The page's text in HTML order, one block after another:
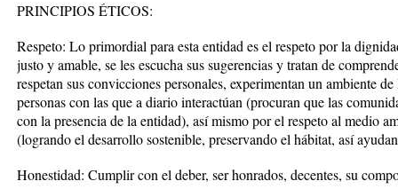
PRINCIPIOS ÉTICOS:
Respeto: Lo primordial para esta entidad es el respeto por la
justo y amable, se les escucha sus sugerencias y tratan de
respetan sus convicciones personales, experimentan un ambiente
personas con las que a diario interactúan (procuran que las
con la presencia de la entidad), así mismo por el respeto al medio
(logrando el desarrollo sostenible, preservando el hábitat, así
Honestidad: Cumplir con el deber, ser honrados, decentes, su